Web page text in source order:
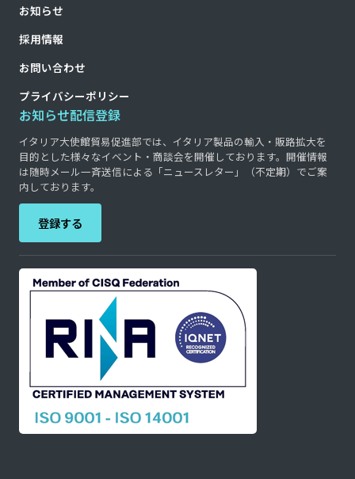
お知らせ
採用情報
お問い合わせ
プライバシーポリシー
お知らせ配信登録
イタリア大使館貿易促進部では、イタリア製品の輸入・販路拡大を
目的とした様々なイベント・商談会を開催しております。開催情報
は随時メール一斉送信による「ニュースレター」（不定期）でご案
内しております。
登録する